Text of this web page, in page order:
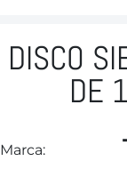
DISCO
DE
Marca: